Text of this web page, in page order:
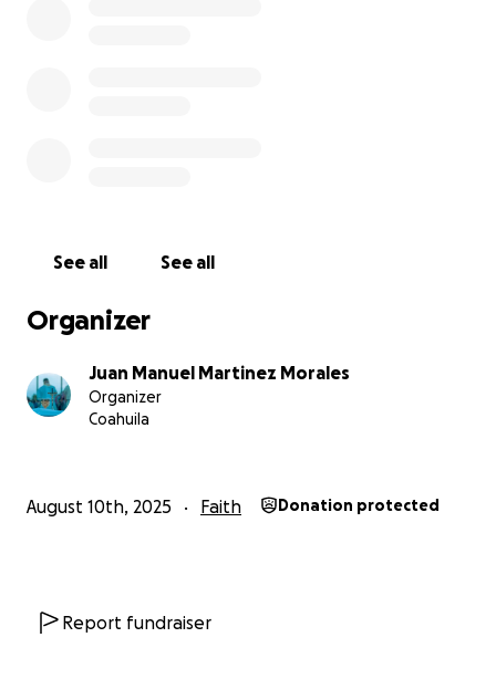
See all See all
Organizer
Juan Manuel Martinez Morales
Organizer
Coahuila
August 10th, 2025 Faith Donation protected
Report fundraiser